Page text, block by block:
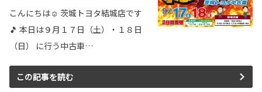
カローラツーリングは茨城トヨタから。
詳しくはこちら
こんにちは☺ 茨城トヨタ結城店です
🎵 本日は９月１７日（土）・１８日
（日） に行う中古車…
この記事を読む